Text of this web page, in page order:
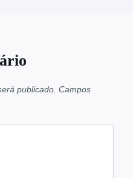
publicado. Campos